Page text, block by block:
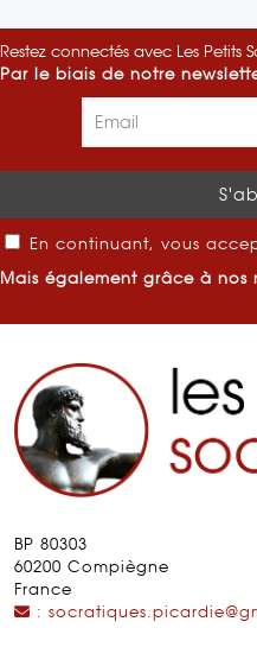
Restez connectés avec Les Petits
Par le biais de notre
En continuant, vous
Mais également grâce à nos
BP 80303
60200 Compiègne
France
: